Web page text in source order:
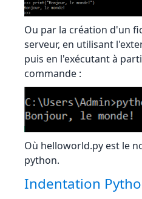
Ou par la création d'un
serveur, en utilisant
puis en l'exécutant à
commande :
Où helloworld.py est le
python.
Indentation